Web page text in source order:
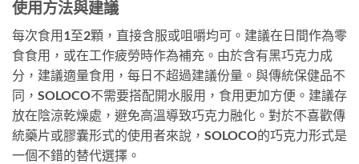
使用方法與建議
每次食用1至2顆，直接含服或咀嚼均可。建議在日間作為零
食食用，或在工作疲勞時作為補充。由於含有黑巧克力成
分，建議適量食用，每日不超過建議份量。與傳統保健品不
同，SOLOCO不需要搭配開水服用，食用更加方便。建議存
放在陰涼乾燥處，避免高溫導致巧克力融化。對於不喜歡傳
統藥片或膠囊形式的使用者來說，SOLOCO的巧克力形式是
一個不錯的替代選擇。